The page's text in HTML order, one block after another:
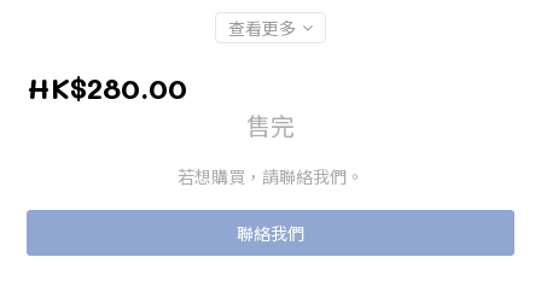
查看更多
HK$280.00
售完
若想購買，請聯絡我們。
聯絡我們